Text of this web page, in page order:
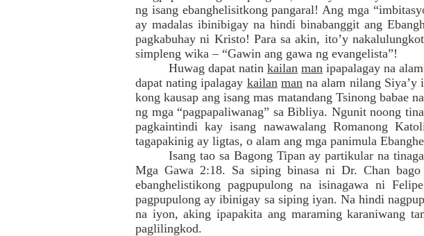
ng isang ebanghelisitkong pangaral! Ang mga
ay madalas ibinibigay na hindi binabanggit ang
pagkabuhay ni Kristo! Para sa akin, ito’y
simpleng wika – “Gawin ang gawa ng evangelista”!
Huwag dapat natin kailan man ipapalagay na
dapat nating ipalagay kailan manna alam nilang Siya’y
kong kausap ang isang mas matandang Tsinong babae
ng mga “pagpapaliwanag” sa Bibliya. Ngunit noong
pagkaintindi kay isang nawawalang Romanong
tagapakinig ay ligtas, o alam ang mga panimula
Isang tao sa Bagong Tipan ay partikular na
Mga Gawa 2:18. Sa siping binasa ni Dr. Chan
ebanghelistikong pagpupulong na isinagawa ni
pagpupulong ay ibinigay sa siping iyan. Na hindi
na iyon, aking ipapakita ang maraming karaniwang
paglilingkod.